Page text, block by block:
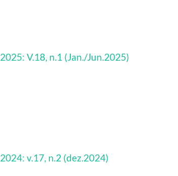
2025: V.18, n.1 (Jan./Jun.2025)
2024: v.17, n.2 (dez.2024)